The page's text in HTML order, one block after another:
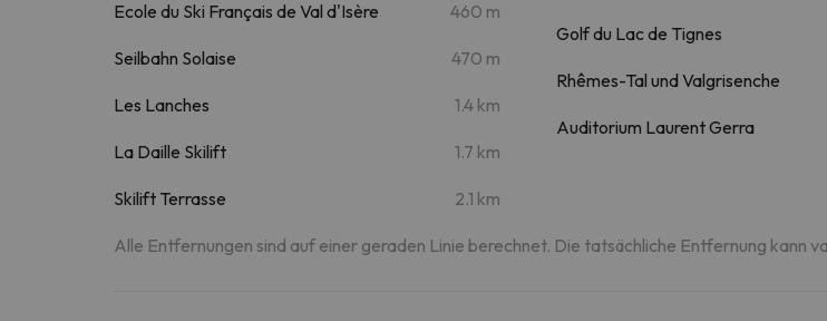
Ecole du Ski Français de Val d'Isère 460 m
Seilbahn Solaise 470 m
Les Lanches 1.4 km
La Daille Skilift 1.7 km
Skilift Terrasse 2.1 km
Golf du Lac de Tignes
Rhêmes-Tal und Valgrisenche
Auditorium Laurent Gerra
Alle Entfernungen sind auf einer geraden Linie berechnet. Die tatsächliche Entfernung kann